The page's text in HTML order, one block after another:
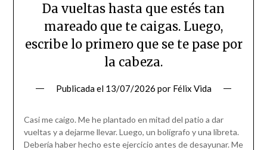
Da vueltas hasta que estés tan
mareado que te caigas. Luego,
escribe lo primero que se te pase por
la cabeza.
Publicada el 13/07/2026 por Félix Vida
Casi me caigo. Me he plantado en mitad del patio a dar
vueltas y a dejarme llevar. Luego, un bolígrafo y una libreta.
Debería haber hecho este ejercicio antes de desayunar. Me